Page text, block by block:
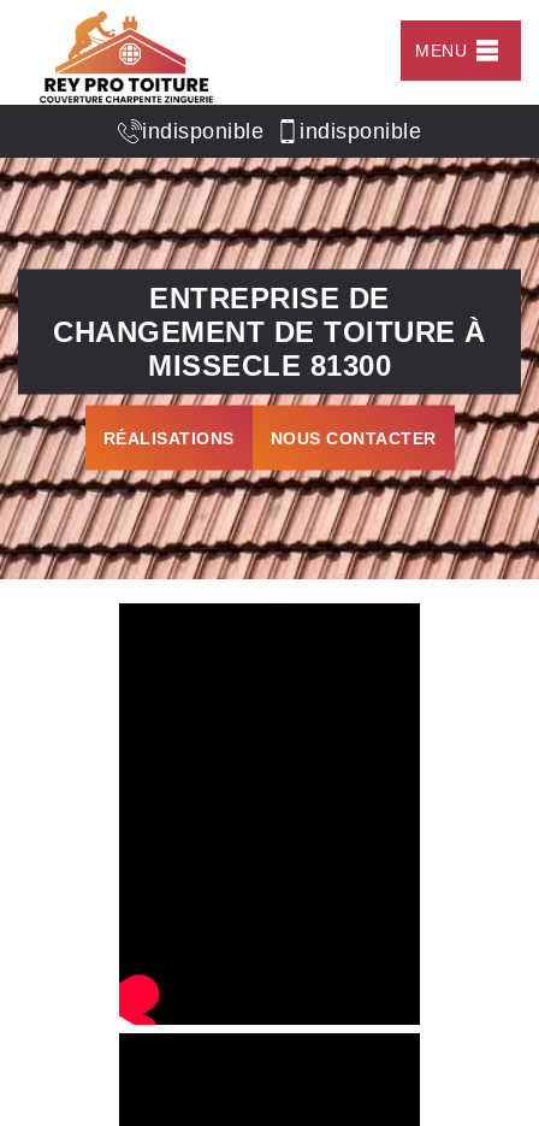
MENU
indisponible indisponible
ENTREPRISE DE
CHANGEMENT DE TOITURE À
MISSECLE 81300
RÉALISATIONS NOUS CONTACTER